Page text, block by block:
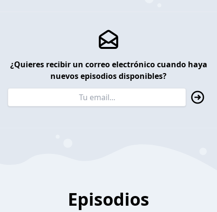
¿Quieres recibir un correo electrónico cuando haya
nuevos episodios disponibles?
Episodios